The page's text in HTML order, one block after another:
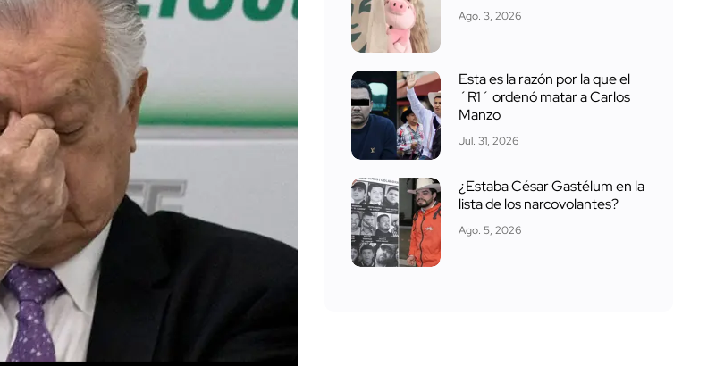
Ago. 3, 2026
Esta es la razón por la que el
´R1´ ordenó matar a Carlos
Manzo
Jul. 31, 2026
¿Estaba César Gastélum en la
lista de los narcovolantes?
Ago. 5, 2026